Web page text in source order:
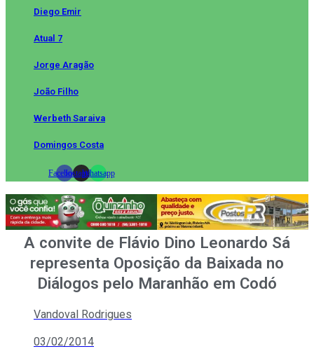
Diego Emir
Atual 7
Jorge Aragão
João Filho
Werbeth Saraiva
Domingos Costa
FacebookInstagramWhatsapp
A convite de Flávio Dino Leonardo Sá
representa Oposição da Baixada no
Diálogos pelo Maranhão em Codó
Vandoval Rodrigues
03/02/2014